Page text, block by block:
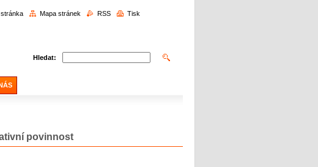
Hledat:
Mapa stránek RSS Tisk
povinnost